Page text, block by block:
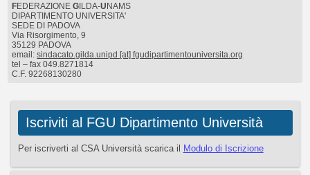
FEDERAZIONE GILDA-UNAMS
DIPARTIMENTO UNIVERSITA'
SEDE DI PADOVA
Via Risorgimento, 9
35129 PADOVA
email:sindacato.gilda.unipd [at] fgudipartimentouniversita.org
tel – fax 049.8271814
C.F. 92268130280
Iscriviti al FGU Dipartimento Università
Per iscriverti al CSA Università scarica il Modulo di Iscrizione